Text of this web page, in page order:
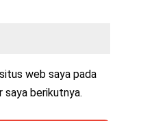
web saya pada
saya berikutnya.